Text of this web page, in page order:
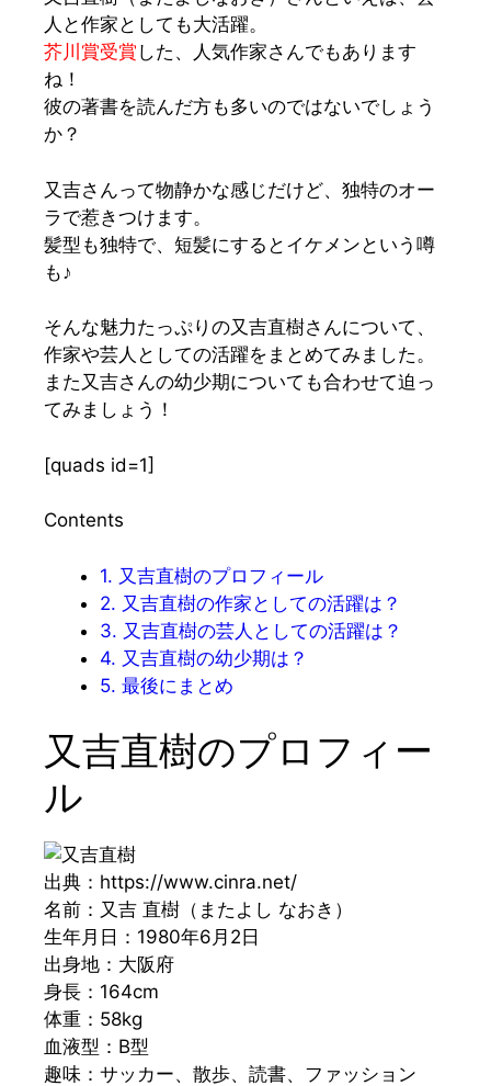
人 と作家 としても大活躍。
芥川賞受賞 した、人気作家さんでもあります
ね！
彼の著書を読んだ方も多いのではないでしょう
か？
又吉さんって物静かな感じだけど、独特のオー
ラで惹きつけます。
髪型も独特で、短髪にするとイケメンという噂
も♪
そんな魅力たっぷりの又吉直樹さんについて、
作家や芸人 としての活躍をまとめてみました。
また又吉さんの幼少期についても合わせて迫っ
てみましょう！
[quads id=1]
Contents
1. 又吉直樹のプロフィール
2. 又吉直樹の作家としての活躍は？
3. 又吉直樹の芸人としての活躍は？
4. 又吉直樹の幼少期は？
5. 最後にまとめ
又吉直樹のプロフィー
ル
出典：https://www.cinra.net/
名前：又吉 直樹（またよし なおき）
生年月日：1980年6月2日
出身地：大阪府
身長：164cm
体重：58kg
血液型：B型
趣味：サッカー、散歩、読書、ファッション